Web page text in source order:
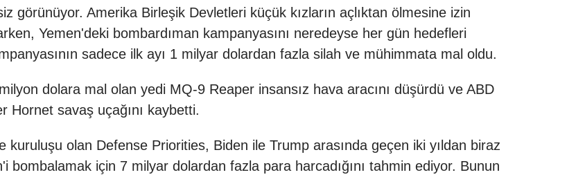
görünüyor. Amerika Birleşik Devletleri küçük kızların açlıktan ölmesine izin
Yemen'deki bombardıman kampanyasını neredeyse her gün hedefleri
sadece ilk ayı 1 milyar dolardan fazla silah ve mühimmata mal oldu.
dolara mal olan yedi MQ-9 Reaper insansız hava aracını düşürdü ve ABD
Hornet savaş uçağını kaybetti.
olan Defense Priorities, Biden ile Trump arasında geçen iki yıldan biraz
bombalamak için 7 milyar dolardan fazla para harcadığını tahmin ediyor. Bunun